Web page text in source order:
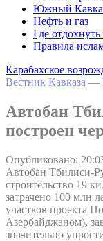
Южный
Нефть и газ
Где
Правила
Карабахское
Вестник Кавказа —
Автобан
построен
Опубликовано:
Автобан Тбилиси-
строительство 19
затрачено 100 млн
участков проекта
Азербайджаном),
значительно